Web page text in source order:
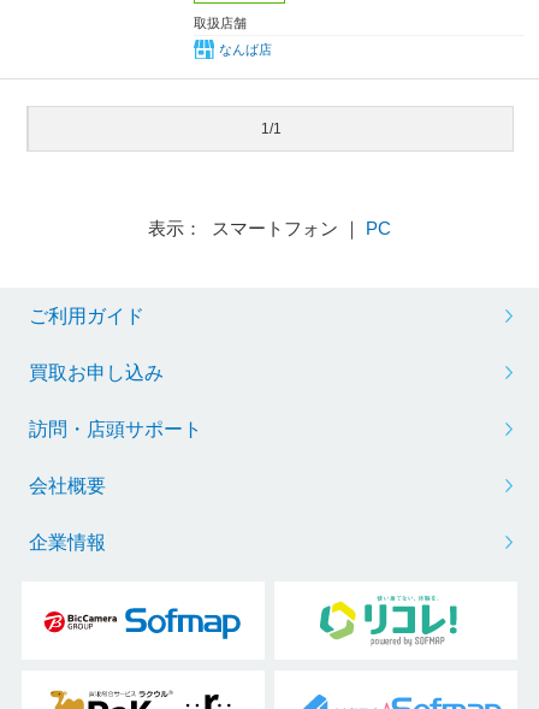
取扱店舗
なんば店
1/1
表示： スマートフォン ｜ PC
ご利用ガイド
買取お申し込み
訪問・店頭サポート
会社概要
企業情報